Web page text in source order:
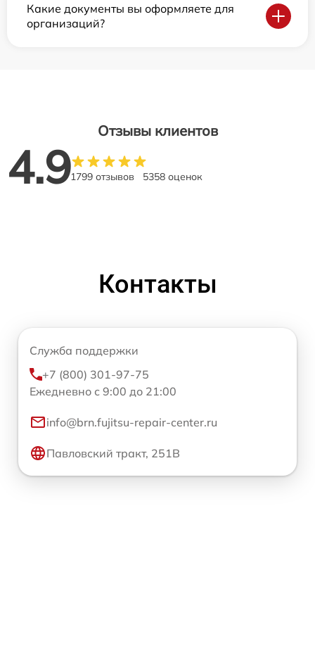
Какие документы вы оформляете для
организаций?
Отзывы клиентов
4.91799 отзывов 5358 оценок
Контакты
Служба поддержки
+7 (800) 301-97-75
Ежедневно с 9:00 до 21:00
info@brn.fujitsu-repair-center.ru
Павловский тракт, 251В